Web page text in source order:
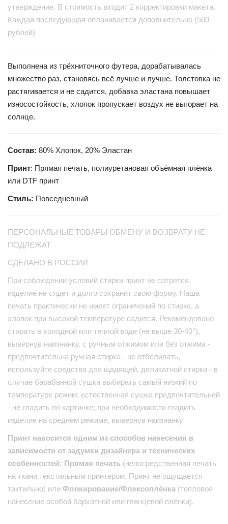
утверждение. В стоимость входит 2 корректировки макета.
Каждая последующая оплачивается дополнительно (500
рублей)
Выполнена из трёхниточного футера, дорабатывалась
множество раз, становясь всё лучше и лучше. Толстовка не
растягивается и не садится, добавка эластана повышает
износостойкость, хлопок пропускает воздух не выгорает на
солнце.
Состав: 80% Хлопок, 20% Эластан
Принт: Прямая печать, полиуретановая объёмная плёнка
или DTF принт
Стиль: Повседневный
ПЕРСОНАЛЬНЫЕ ТОВАРЫ ОБМЕНУ И ВОЗВРАТУ НЕ
ПОДЛЕЖАТ
СДЕЛАНО В РОССИИ
При соблюдении условий стирки принт не сотрется,
изделие не сядет и долго сохранит свою форму. Наша
печать практически не имеет ограничений по стирке, а
хлопок при высокой температуре садится. Рекомендовано
стирать в холодной или теплой воде (не выше 30-40°),
вывернув наизнанку, с ручным отжимом или без отжима -
предпочтительна ручная стирка - не отбеливать,
используйте средства для щадящей, деликатной стирки - в
случае барабанной сушки выбирать самый низкий по
температуре режим; естественная сушка предпочтительней
- не гладить по картинке; при необходимости гладить
изделие на среднем режиме, вывернув наизнанку
Принт наносится одним из способов нанесения в
зависимости от задумки дизайнера и технических
особенностей: Прямая печать (непосредственная печать
на ткани текстильным принтером. Принт не ощущается
тактильно) или Флокирование/Флексоплёнка (тепловое
нанесение особой бархатной или глянцевой плёнки).